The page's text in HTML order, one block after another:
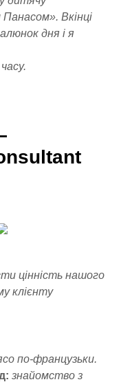
Вкінці
дня і я
цінність нашого
клієнту
по-французьки.
знайомство з